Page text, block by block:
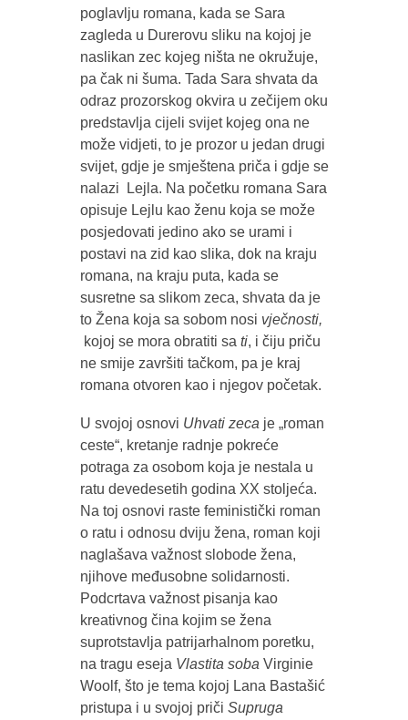
poglavlju romana, kada se Sara
zagleda u Durerovu sliku na kojoj je
naslikan zec kojeg ništa ne okružuje,
pa čak ni šuma. Tada Sara shvata da
odraz prozorskog okvira u zečijem oku
predstavlja cijeli svijet kojeg ona ne
može vidjeti, to je prozor u jedan drugi
svijet, gdje je smještena priča i gdje se
nalazi Lejla. Na početku romana Sara
opisuje Lejlu kao ženu koja se može
posjedovati jedino ako se urami i
postavi na zid kao slika, dok na kraju
romana, na kraju puta, kada se
susretne sa slikom zeca, shvata da je
to Žena koja sa sobom nosi vječnosti,
kojoj se mora obratiti sa ti, i čiju priču
ne smije završiti tačkom, pa je kraj
romana otvoren kao i njegov početak.
U svojoj osnovi Uhvati zeca je „roman
ceste“, kretanje radnje pokreće
potraga za osobom koja je nestala u
ratu devedesetih godina XX stoljeća.
Na toj osnovi raste feministički roman
o ratu i odnosu dviju žena, roman koji
naglašava važnost slobode žena,
njihove međusobne solidarnosti.
Podcrtava važnost pisanja kao
kreativnog čina kojim se žena
suprotstavlja patrijarhalnom poretku,
na tragu eseja Vlastita soba Virginie
Woolf, što je tema kojoj Lana Bastašić
pristupa i u svojoj priči Supruga